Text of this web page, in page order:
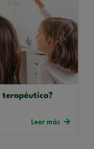
terapéutica?
Leer más